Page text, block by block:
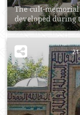
The cult-
developed during